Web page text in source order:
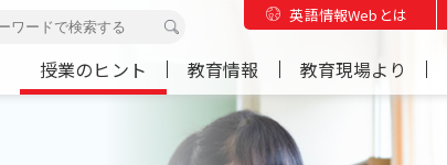
英語情報Webとは
授業のヒント 教育情報 教育現場より